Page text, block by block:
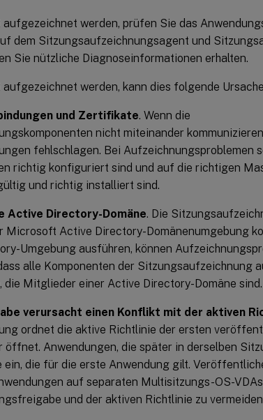
werden, prüfen Sie das
dem Sitzungsaufzeichnungsagent und
Sie nützliche Diagnoseinformationen erhalten.
werden, kann dies folgende
und Zertifikate. Wenn die
nicht miteinander
fehlschlagen. Bei Aufzeichnungsproblemen
richtig konfiguriert sind und auf die richtigen
und richtig installiert sind.
Active Directory-Domäne. Die
Microsoft Active Directory-Domänenumgebung
Umgebung ausführen, können
alle Komponenten der Sitzungsaufzeichnung
die Mitglieder einer Active Directory-Domäne sind.
verursacht einen Konflikt mit der aktiven
ordnet die aktive Richtlinie der ersten
öffnet. Anwendungen, die später in derselben
ein, die für die erste Anwendung gilt.
auf separaten Multisitzungs-OS-
und der aktiven Richtlinie zu